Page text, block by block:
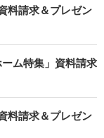
料請求＆プレゼン
ム特集」資料請求
料請求＆プレゼン